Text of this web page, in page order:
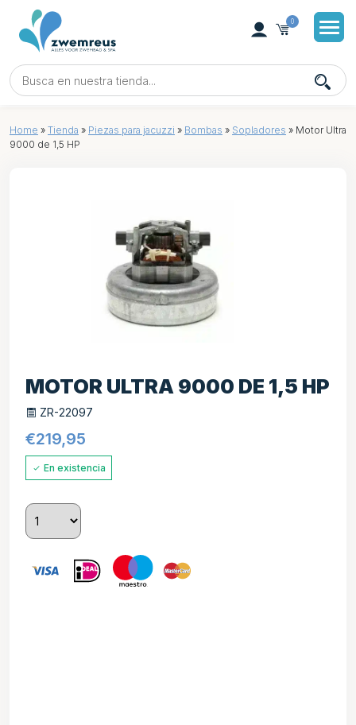
0
Home » Tienda » Piezas para jacuzzi » Bombas » Sopladores » Motor Ultra
9000 de 1,5 HP
MOTOR ULTRA 9000 DE 1,5 HP
ZR-22097
€219,95
En existencia